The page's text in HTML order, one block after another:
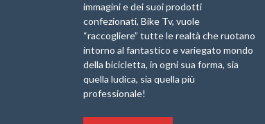
immagini e dei suoi prodotti
confezionati, Bike Tv, vuole
“raccogliere” tutte le realtà che ruotano
intorno al fantastico e variegato mondo
della bicicletta, in ogni sua forma, sia
quella ludica, sia quella più
professionale!
Briko Torino – 11
Maggio 2025 – r
Minerva Edizioni e
Giancarlo Brocci
per “Bartali l’Ultimo
IX Ed. “Tra
Borghi&Castelli” –
Anteprima
1a Edizione
Granfondo